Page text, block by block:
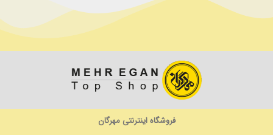
فروشگاه اینترنتی مهرگان